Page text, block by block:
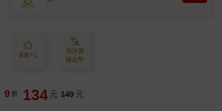
喜歡+1
寫評價
賺金幣
9 折 134 元 149 元